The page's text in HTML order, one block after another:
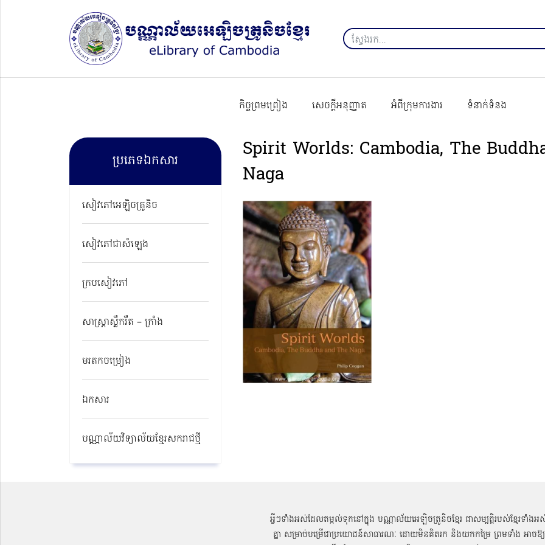
កិច្ចព្រមព្រៀង សេចក្ដីអនុញ្ញាត អំពីក្រុមការងារ ទំនាក់ទំនង
ប្រភេទឯកសារ
សៀវភៅអេឡិចត្រូនិច
សៀវភៅជាសំឡេង
ក្របសៀវភៅ
សាស្ត្រាស្លឹករឹត – ក្រាំង
មរតកចម្រៀង
ឯកសារ
បណ្ណាល័យវិទ្យាល័យខ្មែរសករាជថ្មី​
Spirit Worlds: Cambodia, The
Naga
អ្វីៗទាំងអស់ដែលតម្កល់ទុកនៅក្នុង បណ្ណាល័យអេឡិចត្រូនិចខ្មែរ ជាសម្បតិ្តរបស់ខ្មែរទាំងអ
គ្នា សម្រាប់បម្រើជាប្រយោជន៍សាធារណៈ ដោយមិនគិតរក និងយកកម្រៃ ព្រមទាំង អាចឱ្យ